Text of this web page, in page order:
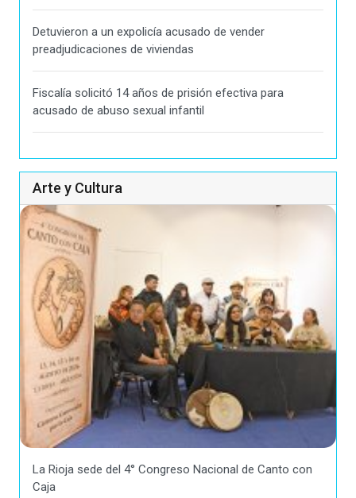
Detuvieron a un expolicía acusado de vender
preadjudicaciones de viviendas
Fiscalía solicitó 14 años de prisión efectiva para
acusado de abuso sexual infantil
Arte y Cultura
La Rioja sede del 4° Congreso Nacional de Canto con
Caja